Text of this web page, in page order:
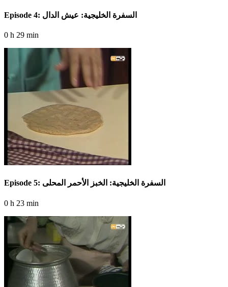
Episode 4: السفرة الخليجية: عيش الدال
0 h 29 min
Episode 5: السفرة الخليجية: الخبز الأحمر المحلى
0 h 23 min